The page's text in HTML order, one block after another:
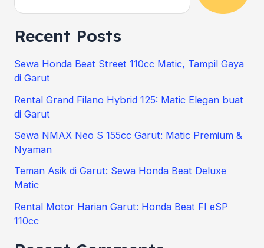
Recent Posts
Sewa Honda Beat Street 110cc Matic, Tampil Gaya
di Garut
Rental Grand Filano Hybrid 125: Matic Elegan buat
di Garut
Sewa NMAX Neo S 155cc Garut: Matic Premium &
Nyaman
Teman Asik di Garut: Sewa Honda Beat Deluxe
Matic
Rental Motor Harian Garut: Honda Beat FI eSP
110cc